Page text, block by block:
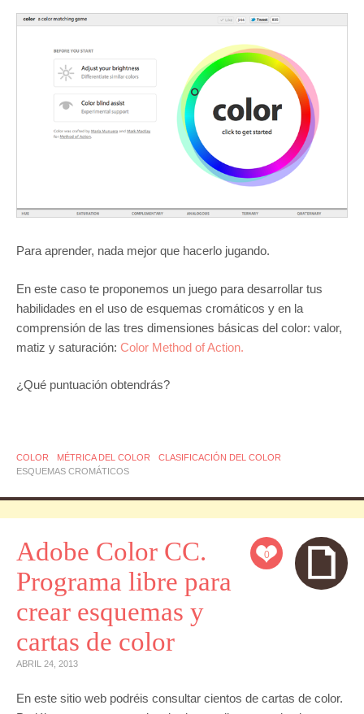
Para aprender, nada mejor que hacerlo jugando.
En este caso te proponemos un juego para desarrollar tus
habilidades en el uso de esquemas cromáticos y en la
comprensión de las tres dimensiones básicas del color: valor,
matiz y saturación: Color Method of Action.
¿Qué puntuación obtendrás?
COLOR MÉTRICA DEL COLOR
CLASIFICACIÓN DEL COLOR
ESQUEMAS CROMÁTICOS
0
Adobe Color CC.
Programa libre para
crear esquemas y
cartas de color
ABRIL 24, 2013
En este sitio web podréis consultar cientos de cartas de color.